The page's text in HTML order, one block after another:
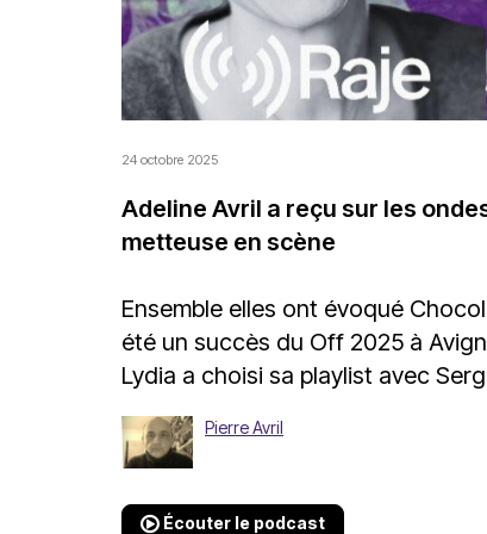
24 octobre 2025
Adeline Avril a reçu sur les
metteuse en scène
Ensemble elles ont évoqué
été un succès du Off 2025 à
Lydia a choisi sa playlist avec
Pierre Avril
Écouter le podcast